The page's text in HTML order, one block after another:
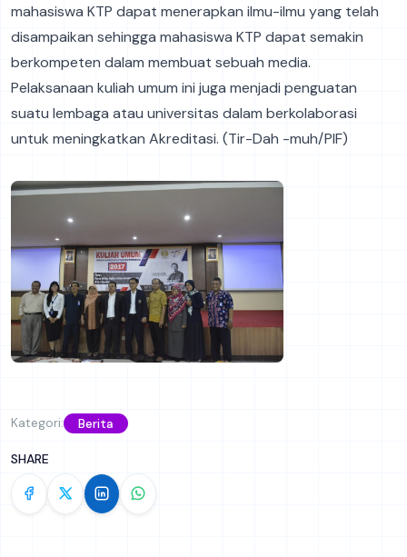
mahasiswa KTP dapat menerapkan ilmu-ilmu yang telah
disampaikan sehingga mahasiswa KTP dapat semakin
berkompeten dalam membuat sebuah media.
Pelaksanaan kuliah umum ini juga menjadi penguatan
suatu lembaga atau universitas dalam berkolaborasi
untuk meningkatkan Akreditasi. (Tir-Dah -muh/PIF)
Kategori: Berita
SHARE